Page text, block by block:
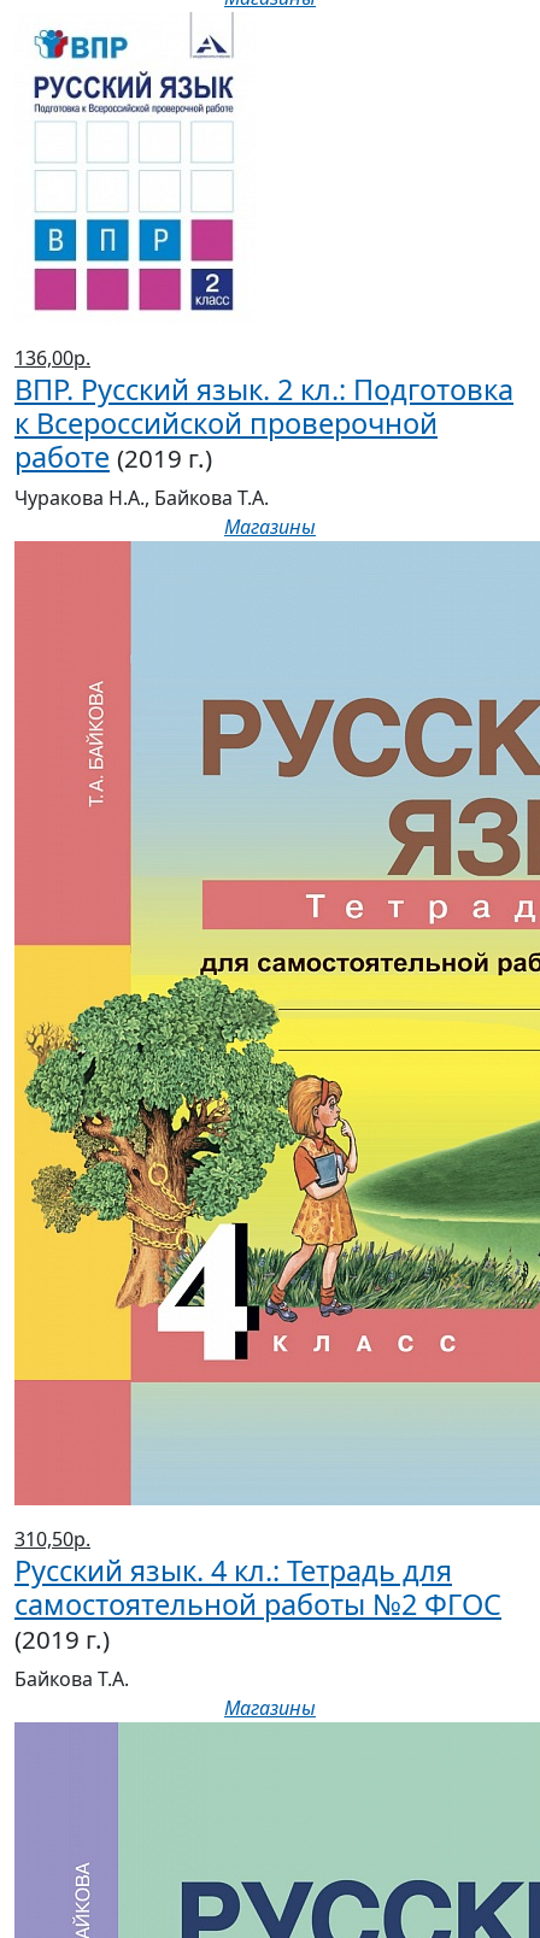
136,00р.
ВПР. Русский язык. 2 кл.: Подготовка
к Всероссийской проверочной
работе (2019 г.)
Чуракова Н.А., Байкова Т.А.
Магазины
310,50р.
Русский язык. 4 кл.: Тетрадь для
самостоятельной работы №2 ФГОС
(2019 г.)
Байкова Т.А.